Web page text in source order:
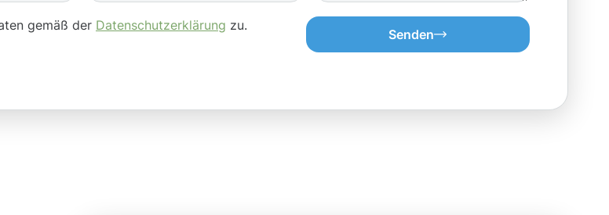
gemäß der Datenschutzerklärung zu.
Senden